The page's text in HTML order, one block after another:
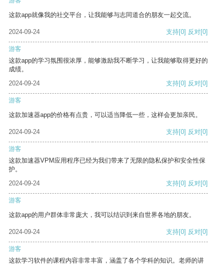
这款app就像我的社交平台，让我能够与志同道合的朋友一起交流。
2024-09-24 支持[0] 反对[0]
游客
这款app的学习氛围很浓厚，能够激励我不断学习，让我能够取得更好的
成绩。
2024-09-24
支持[0] 反对[0]
游客
这款加速器app的价格有点贵，可以适当降低一些，这样会更加亲民。
2024-09-24 支持[0] 反对[0]
游客
这款加速器VPM应用程序已经为我们带来了无限的隐私保护和安全性保
护。
2024-09-24
支持[0] 反对[0]
游客
这款app的用户群体非常庞大，我可以结识到来自世界各地的朋友。
2024-09-24 支持[0] 反对[0]
游客
这款学习软件的课程内容非常丰富，涵盖了各个学科的知识。老师的讲